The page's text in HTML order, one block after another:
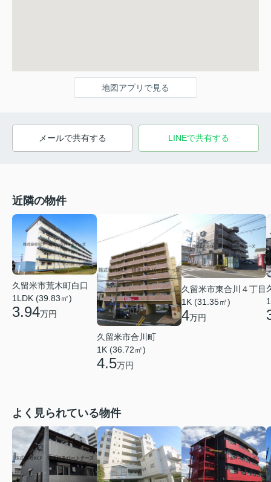
地図アプリで見る
メールで共有する LINEで共有する
近隣の物件
久留米市荒木町白口
1LDK (39.83㎡)
3.94万円
久留米市合川町
1K (36.72㎡)
4.5万円
久留米市東合川４丁目
1K (31.35㎡)
4万円
よく見られている物件